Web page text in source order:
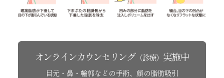
オンラインカウンセリング（診療） 実施中
目元・鼻・輪郭などの手術、顔の脂肪吸引